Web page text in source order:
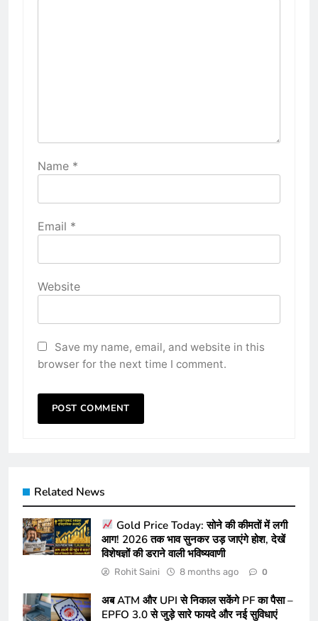
Name *
Email *
Website
Save my name, email, and website in this
browser for the next time I comment.
Related News
Gold Price Today: सोने की कीमतों में लगी
आग! 2026 तक भाव सुनकर उड़ जाएंगे होश, देखें
विशेषज्ञों की डराने वाली भविष्यवाणी
Rohit Saini 8 months ago 0
अब ATM और UPI से निकाल सकेंगे PF का पैसा –
EPFO 3.0 से जुड़े सारे फायदे और नई सुविधाएं